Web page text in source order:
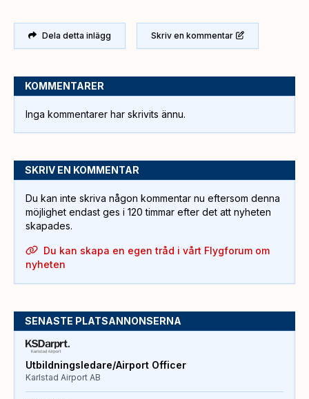
Dela detta inlägg Skriv en kommentar
KOMMENTARER
Inga kommentarer har skrivits ännu.
SKRIV EN KOMMENTAR
Du kan inte skriva någon kommentar nu eftersom denna
möjlighet endast ges i 120 timmar efter det att nyheten
skapades.
Du kan skapa en egen tråd i vårt Flygforum om
nyheten
SENASTE PLATSANNONSERNA
Utbildningsledare/Airport Officer
Karlstad Airport AB